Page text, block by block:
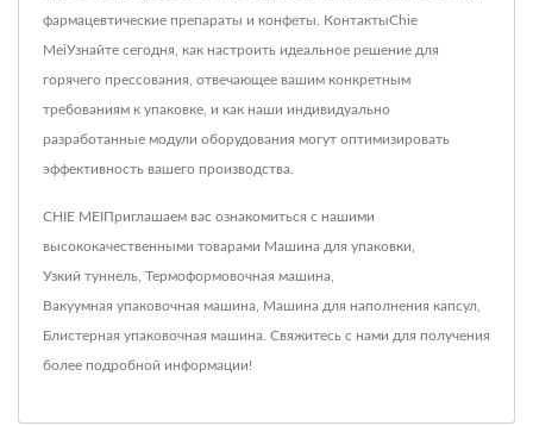
фармацевтические препараты и конфеты. КонтактыChie
MeiУзнайте сегодня, как настроить идеальное решение для
горячего прессования, отвечающее вашим конкретным
требованиям к упаковке, и как наши индивидуально
разработанные модули оборудования могут оптимизировать
эффективность вашего производства.
CHIE MEIПриглашаем вас ознакомиться с нашими
высококачественными товарами Машина для упаковки
Узкий туннель Термоформовочная машина
Вакуумная упаковочная машина Машина для наполнения капсул
Блистерная упаковочная машина Свяжитесь с нами для получения
более подробной информации!